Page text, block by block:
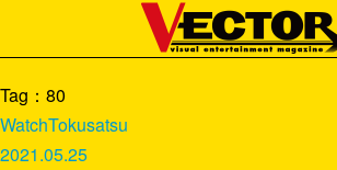
Tag：80
WatchTokusatsu
2021.05.25